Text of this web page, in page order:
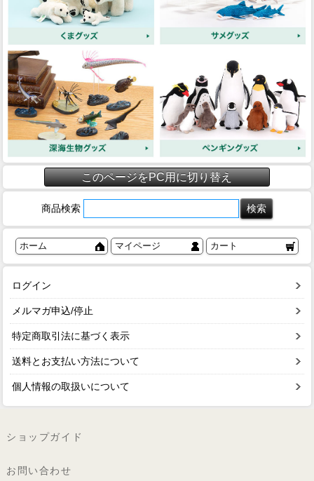
このページをPC用に切り替え
商品検索
ホーム マイページ カート
ログイン
メルマガ申込/停止
特定商取引法に基づく表示
送料とお支払い方法について
個人情報の取扱いについて
ショップガイド
お問い合わせ